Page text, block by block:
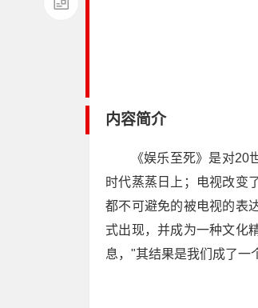
内容简介
《娱乐至死》是对
时代蒸蒸日上；电视改变
都不可避免的被电视的表
式出现，并成为一种文化
息，"其结果是我们成了一